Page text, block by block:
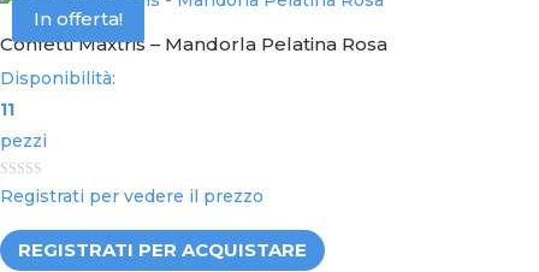
In offerta!
Confetti Maxtris – Mandorla Pelatina Rosa
Disponibilità:
11
pezzi
0
o
o
f
Registrati per vedere il prezzo
REGISTRATI PER ACQUISTARE